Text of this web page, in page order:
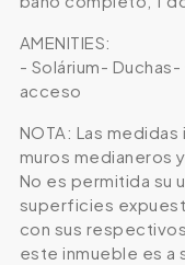
AMENITIES:
- Solárium-
acceso
NOTA: Las
muros medianeros
No es permitida su
superficies
con sus
este inmueble es a